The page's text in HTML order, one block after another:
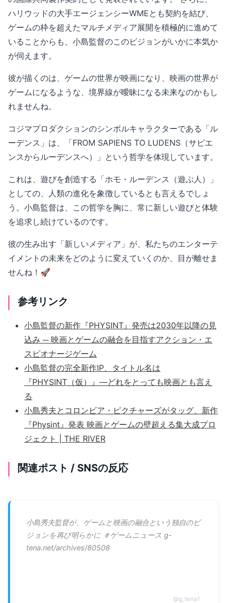
ハリウッドの大手エージェンシーWMEとも契約を結び、
ゲームの枠を超えたマルチメディア展開を積極的に進めて
いることからも、小島監督のこのビジョンがいかに本気か
が伺えます。
彼が描くのは、ゲームの世界が映画になり、映画の世界が
ゲームになるような、境界線が曖昧になる未来なのかもし
れませんね。
コジマプロダクションのシンボルキャラクターである「ル
ーデンス」は、「FROM SAPIENS TO LUDENS（サピエ
ンスからルーデンスへ）」という哲学を体現しています。
これは、遊びを創造する「ホモ・ルーデンス（遊ぶ人）」
としての、人類の進化を象徴しているとも言えるでしょ
う。小島監督は、この哲学を胸に、常に新しい遊びと体験
を追求し続けているのです。
彼の生み出す「新しいメディア」が、私たちのエンターテ
イメントの未来をどのように変えていくのか、目が離せま
せんね！🚀
参考リンク
小島監督の新作『PHYSINT』発売は2030年以降の見
込み ─ 映画とゲームの融合を目指すアクション・エ
スピオナージゲーム
小島監督の完全新作IP、タイトル名は
『PHYSINT（仮）』―どれをとっても映画とも言え
る
小島秀夫とコロンビア・ピクチャーズがタッグ、新作
『Physint』発表 映画とゲームの壁超える集大成プロ
ジェクト | THE RIVER
関連ポスト / SNSの反応
小島秀夫監督が、ゲームと映画の融合という独自のビ
ジョンを再び明らかに ＃ゲームニュース g-
tena.net/archives/80508
@g_tena1